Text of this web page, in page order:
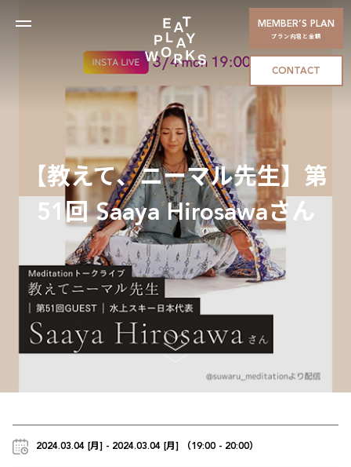
MEMBER’S PLAN
プラン内容と金額
CONTACT
【教えて、ニーマル先生】第
51回 Saaya Hirosawaさん
2024.03.04 [月] - 2024.03.04 [月] （19:00 - 20:00）